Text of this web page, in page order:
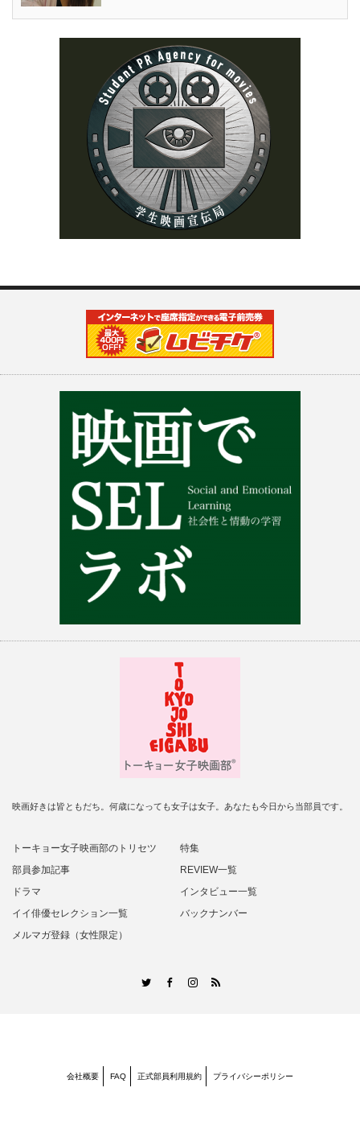
映画好きは皆ともだち。何歳になっても女子は女子。あなたも今日から当部員です。
トーキョー女子映画部のトリセツ
特集
部員参加記事
REVIEW一覧
ドラマ
インタビュー一覧
イイ俳優セレクション一覧
バックナンバー
メルマガ登録（女性限定）
TwitterFacebookInstagram
RSS
会社概要 FAQ 正式部員利用規約 プライバシーポリシー